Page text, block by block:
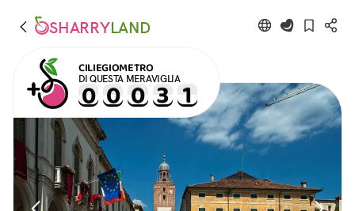
SHARRYLAND
CILIEGIOMETRO
DI QUESTA MERAVIGLIA